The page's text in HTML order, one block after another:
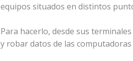
equipos situados en distintos
Para hacerlo, desde sus
y robar datos de las